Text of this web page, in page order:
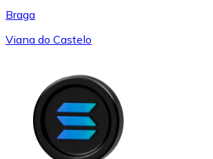
Braga
Viana do Castelo